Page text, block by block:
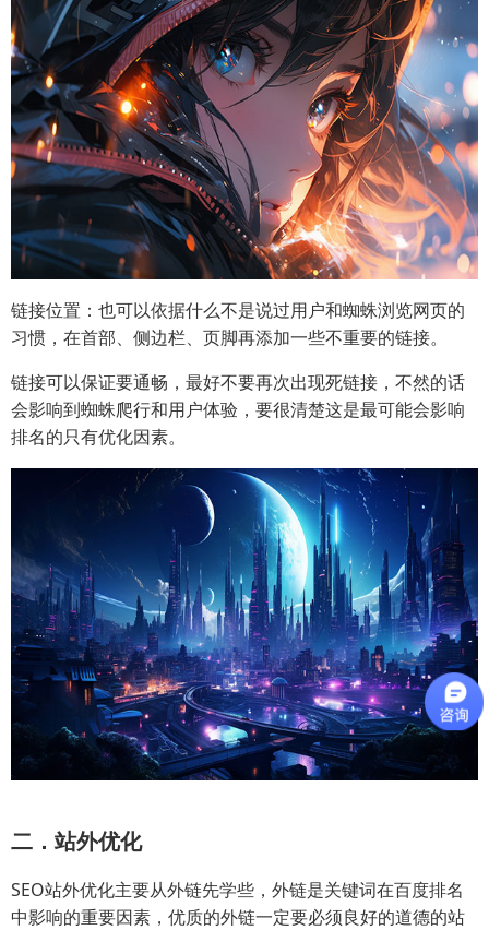
链接位置：也可以依据什么不是说过用户和蜘蛛浏览网页的
习惯，在首部、侧边栏、页脚再添加一些不重要的链接。
链接可以保证要通畅，最好不要再次出现死链接，不然的话
会影响到蜘蛛爬行和用户体验，要很清楚这是最可能会影响
排名的只有优化因素。
二．站外优化
SEO站外优化主要从外链先学些，外链是关键词在百度排名
中影响的重要因素，优质的外链一定要必须良好的道德的站